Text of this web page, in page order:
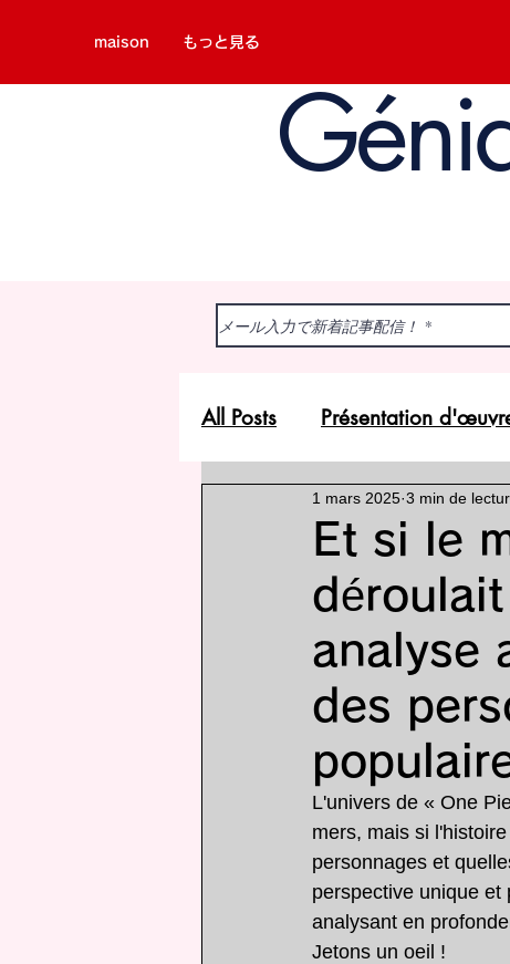
maison もっと見る
All Posts Présentation
Particularité animé
Et si le
analyse
des
1 mars 2025 3 min de
L'univers de « One
mers, mais si
personnages et
perspective unique
analysant en
Jetons un oeil !